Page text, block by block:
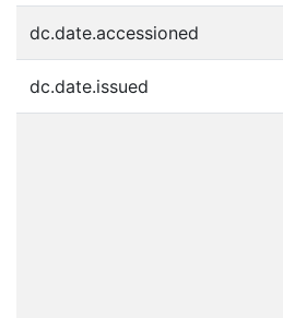
dc.date.accessioned
dc.date.issued